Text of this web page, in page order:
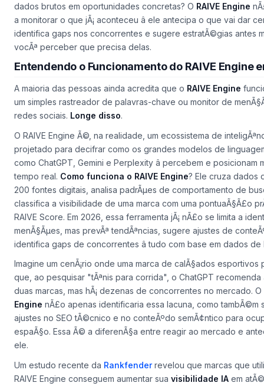
dados brutos em oportunidades concretas? O RAIVE Engine
a monitorar o que jÃ¡ aconteceu â ele antecipa o que vai dar
identifica gaps nos concorrentes e sugere estratÃ©gias antes
vocÃª perceber que precisa delas.
Entendendo o Funcionamento do RAIVE Engine
A maioria das pessoas ainda acredita que o RAIVE Engine
um simples rastreador de palavras-chave ou monitor de
redes sociais. Longe disso.
O RAIVE Engine Ã©, na realidade, um ecossistema de
projetado para decifrar como os grandes modelos de linguagem
como ChatGPT, Gemini e Perplexity â percebem e posicionam
tempo real. Como funciona o RAIVE Engine? Ele cruza dados
200 fontes digitais, analisa padrÃµes de comportamento de
classifica a visibilidade de uma marca com uma pontuaÃ§Ã£o
RAIVE Score. Em 2026, essa ferramenta jÃ¡ nÃ£o se limita a
menÃ§Ãµes, mas prevÃª tendÃªncias, sugere ajustes de
identifica gaps de concorrentes â tudo com base em dados de
Imagine um cenÃ¡rio onde uma marca de calÃ§ados esportivos
que, ao pesquisar "tÃªnis para corrida", o ChatGPT recomenda
duas marcas, mas hÃ¡ dezenas de concorrentes no mercado. O
Engine nÃ£o apenas identificaria essa lacuna, como tambÃ©m
ajustes no SEO tÃ©cnico e no conteÃºdo semÃ¢ntico para
espaÃ§o. Essa Ã© a diferenÃ§a entre reagir ao mercado e
ele.
Um estudo recente da Rankfenderrevelou que marcas que
RAIVE Engine conseguem aumentar sua visibilidade IA em